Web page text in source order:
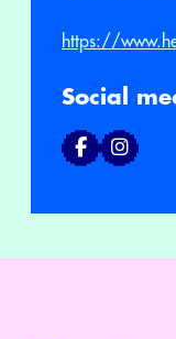
https://
Social